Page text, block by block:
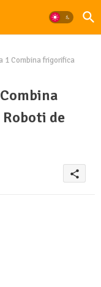
1 Combina frigorifica
de
share